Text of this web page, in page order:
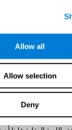
Allow all
Allow selection
Deny
ممارسة هذا التحدّي
صحيحة أمام حالات
بالسيارة أو عبور معبر
اللعبة العقلية علينا
بها مفيدة أو إذا
المراقبة. إنّ تحسّن
لأنّه يساعدنا في كشف